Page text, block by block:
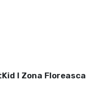
I Zona Floreasca